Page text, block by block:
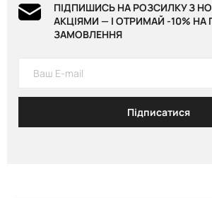
ПІДПИШИСЬ НА РОЗСИЛКУ З
АКЦІЯМИ — І ОТРИМАЙ -10% НА
ЗАМОВЛЕННЯ
Підписатися